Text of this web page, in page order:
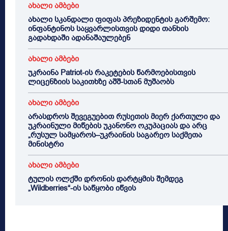
ახალი ამბები
ახალი სკანდალი ფიფას პრეზიდენტის გარშემო:
ინფანტინოს საყვარლისთვის დიდი თანხის
გადახდაში ადანაშაულებენ
ახალი ამბები
უკრაინა Patriot-ის რაკეტების წარმოებისთვის
ლიცენზიის საკითხზე აშშ-სთან მუშაობს
ახალი ამბები
არასდროს შევეგუებით რუსეთის მიერ ქართული და
უკრაინული მიწების უკანონო ოკუპაციას და არც
„რუსულ სამყაროს–უკრაინის საგარეო საქმეთა
მინისტრი
ახალი ამბები
ტულის ოლქში დრონის დარტყმის შემდეგ
„Wildberries“-ის საწყობი იწვის